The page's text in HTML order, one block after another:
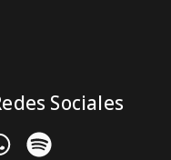
Sociales